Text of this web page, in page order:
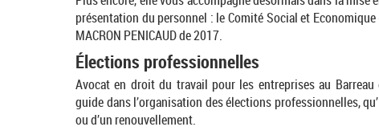
présentation du personnel : le Comité Social et
MACRON PENICAUD de 2017.
Élections professionnelles
Avocat en droit du travail pour les entreprises au Barreau
guide dans l’organisation des élections professionnelles,
ou d’un renouvellement.